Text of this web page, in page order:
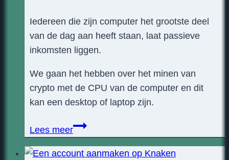
Iedereen die zijn computer het grootste deel
van de dag aan heeft staan, laat passieve
inkomsten liggen.
We gaan het hebben over het minen van
crypto met de CPU van de computer en dit
kan een desktop of laptop zijn.
Lees meerHet
minen
van